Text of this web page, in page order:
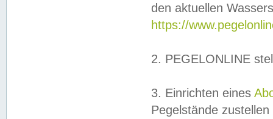
den aktuellen
https://
2. PEGELONLINE
3. Einrichten eines
Pegelstände